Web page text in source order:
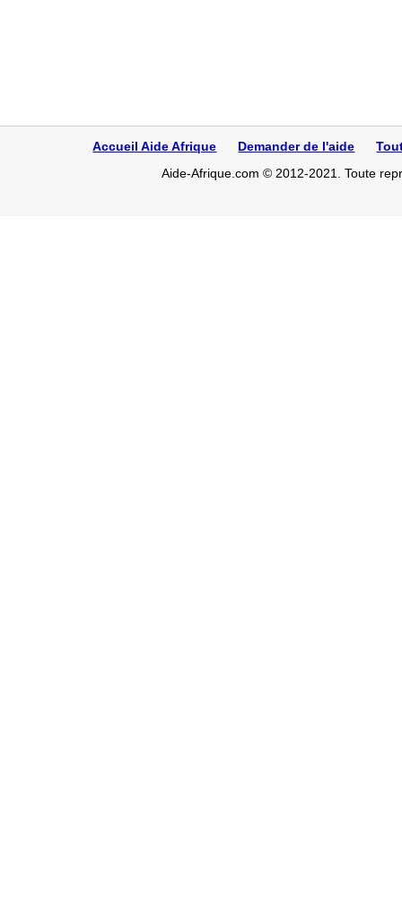
Accueil Aide Afrique Demander de l'aide
Aide-Afrique.com © 2012-2021. Toute